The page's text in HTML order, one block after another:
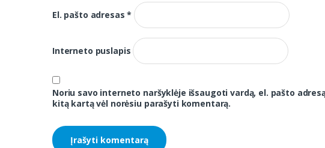
El. pašto adresas*
Interneto puslapis
Noriu savo interneto naršyklėje išsaugoti vardą, el. pašto
kitą kartą vėl norėsiu parašyti komentarą.